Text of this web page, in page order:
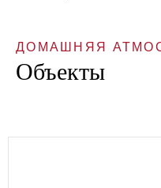
ДОМАШНЯЯ
Объекты